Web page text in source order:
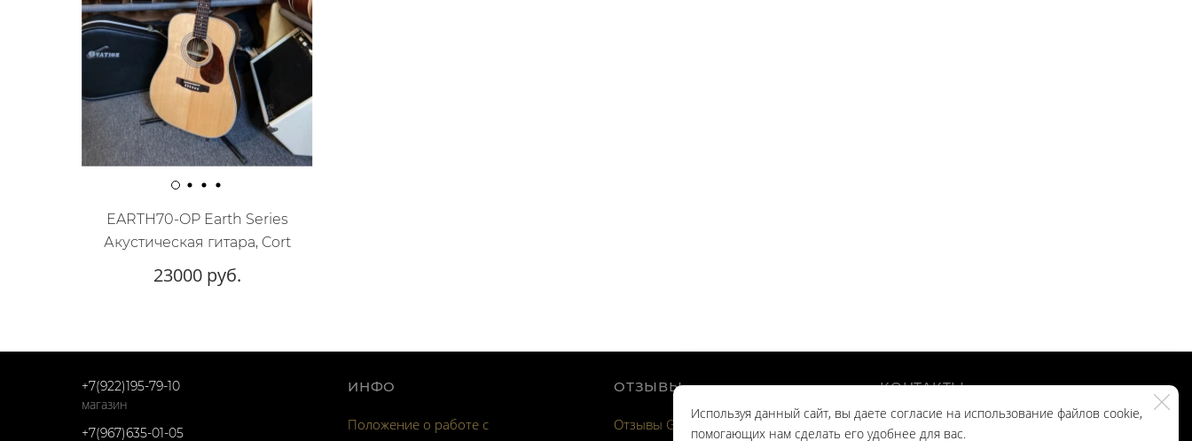
EARTH70-OP Earth Series
Акустическая гитара, Cort
23000 руб.
+7(922)195-79-10
магазин
+7(967)635-01-05
ИНФО
Положение о работе с
ОТЗЫВЫ
Отзывы Google
КОНТАКТЫ
Используя данный сайт, вы даете согласие на использование файлов cookie,
помогающих нам сделать его удобнее для вас.